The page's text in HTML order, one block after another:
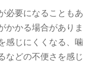
必要になることもあ
かかる場合がありま
感じにくくなる、噛
などの不便さを感じ